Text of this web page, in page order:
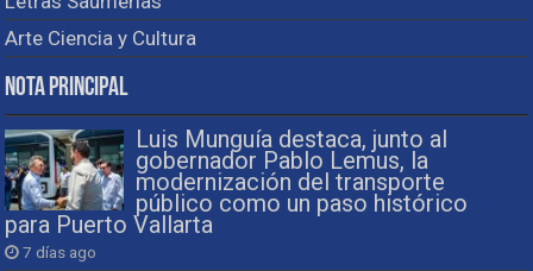
Arte Ciencia y Cultura
Nota Principal
Luis Munguía destaca, junto al
gobernador Pablo Lemus, la
modernización del transporte
público como un paso histórico
para Puerto Vallarta
7 días ago